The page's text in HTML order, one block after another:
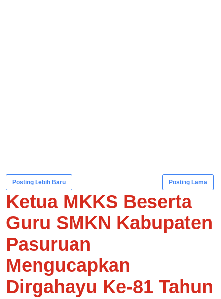
Posting Lebih Baru Posting Lama
Ketua MKKS Beserta
Guru SMKN Kabupaten
Pasuruan
Mengucapkan
Dirgahayu Ke-81 Tahun